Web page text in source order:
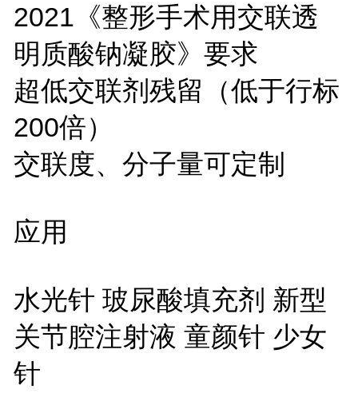
2021《整形手术用交联透
明质酸钠凝胶》要求
超低交联剂残留（低于行标
200倍）
交联度、分子量可定制
应用
水光针 玻尿酸填充剂 新型
关节腔注射液 童颜针 少女
针